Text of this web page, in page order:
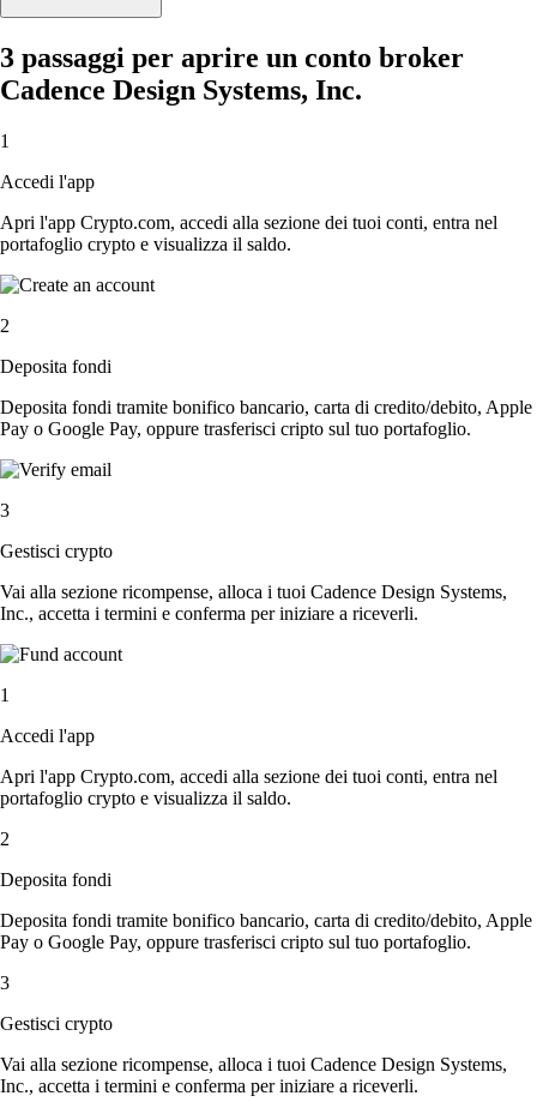
3 passaggi per aprire un conto broker
Cadence Design Systems, Inc.
1
Accedi l'app
Apri l'app Crypto.com, accedi alla sezione dei tuoi conti, entra nel
portafoglio crypto e visualizza il saldo.
2
Deposita fondi
Deposita fondi tramite bonifico bancario, carta di credito/debito, Apple
Pay o Google Pay, oppure trasferisci cripto sul tuo portafoglio.
3
Gestisci crypto
Vai alla sezione ricompense, alloca i tuoi Cadence Design Systems,
Inc., accetta i termini e conferma per iniziare a riceverli.
1
Accedi l'app
Apri l'app Crypto.com, accedi alla sezione dei tuoi conti, entra nel
portafoglio crypto e visualizza il saldo.
2
Deposita fondi
Deposita fondi tramite bonifico bancario, carta di credito/debito, Apple
Pay o Google Pay, oppure trasferisci cripto sul tuo portafoglio.
3
Gestisci crypto
Vai alla sezione ricompense, alloca i tuoi Cadence Design Systems,
Inc., accetta i termini e conferma per iniziare a riceverli.